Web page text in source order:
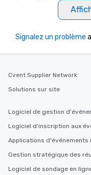
Signalez un problème
Cvent Supplier Network
Solutions sur site
Logiciel de gestion
Logiciel d'inscription aux
Applications d'événements
Gestion stratégique des
Logiciel de sondage en